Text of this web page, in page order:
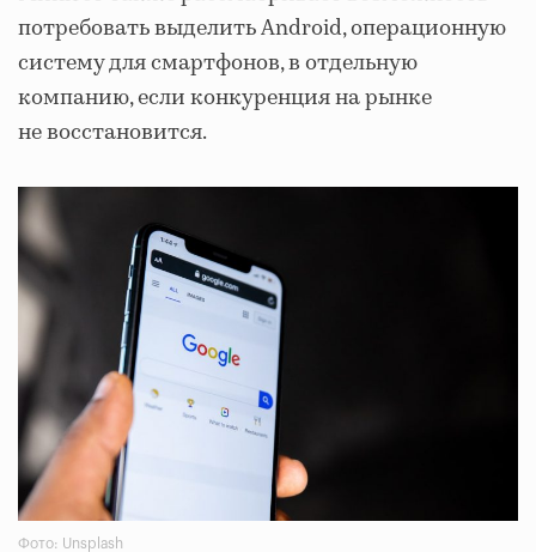
потребовать выделить Android, операционную
систему для смартфонов, в отдельную
компанию, если конкуренция на рынке
не восстановится.
Фото: Unsplash